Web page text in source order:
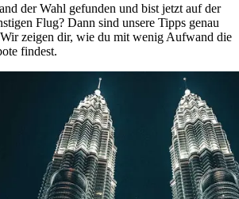
der Wahl gefunden und bist jetzt auf der
Flug? Dann sind unsere Tipps genau
zeigen dir, wie du mit wenig Aufwand die
findest.